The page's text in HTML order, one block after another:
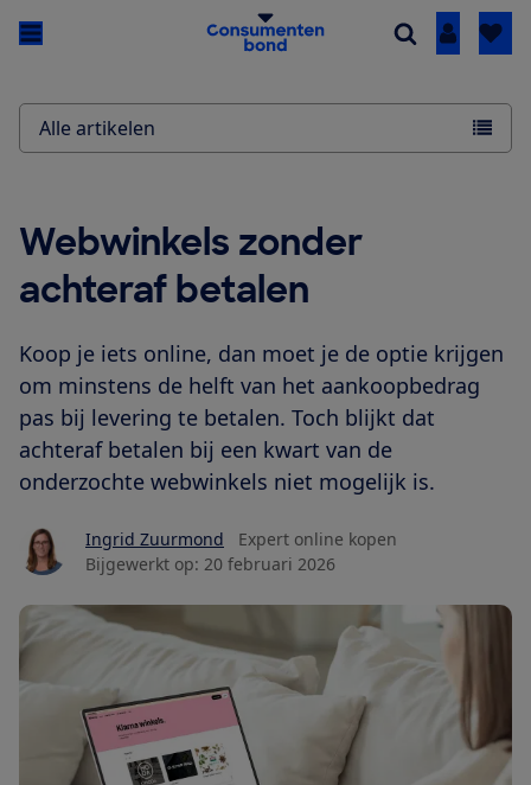
Inloggen
Webwinkels zonder
achteraf betalen
Koop je iets online, dan moet je de optie krijgen
om minstens de helft van het aankoopbedrag
pas bij levering te betalen. Toch blijkt dat
achteraf betalen bij een kwart van de
onderzochte webwinkels niet mogelijk is.
Ingrid Zuurmond
Expert online kopen
Bijgewerkt op: 20 februari 2026
Alle artikelen